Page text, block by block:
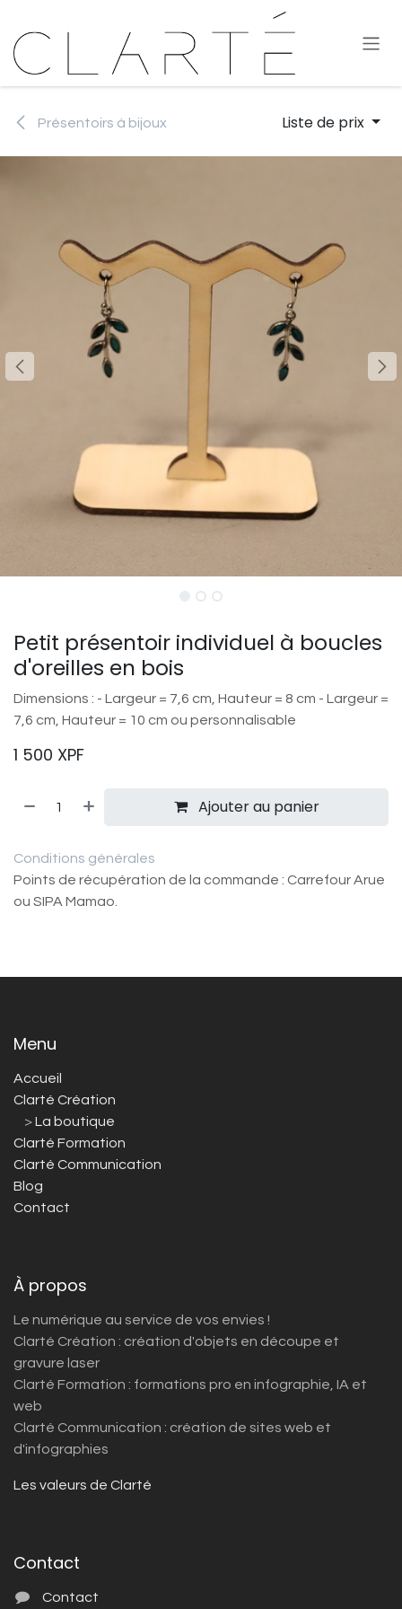
Présentoirs à bijoux Liste de prix
Petit présentoir individuel à boucles
d'oreilles en bois
Dimensions : - Largeur = 7,6 cm, Hauteur = 8 cm - Largeur =
7,6 cm, Hauteur = 10 cm ou personnalisable
1 500 XPF
Ajouter au panier
Conditions générales
Points de récupération de la commande : Carrefour Arue
ou SIPA Mamao.
Menu
Accueil
Clarté Création
>La boutique
Clarté Formation
Clarté Communication
Blog
Contact
À propos
Le numérique au service de vos envies !
Clarté Création : création d'objets en découpe et
gravure laser
Clarté Formation : formations pro en infographie, IA et
web
Clarté Communication : création de sites web et
d'infographies
Les valeurs de Clarté
Contact
Contact